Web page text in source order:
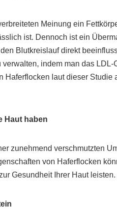
Meinung ein
ist. Dennoch ist ein
Blutkreislauf direkt
indem man das
Haferflocken laut dieser Studie
Haut haben
zunehmend verschmutzten
von Haferflocken
Gesundheit Ihrer Haut leisten.